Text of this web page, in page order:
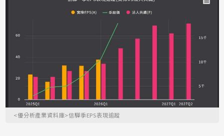
<優分析產業資料庫>信驊季EPS表現追蹤